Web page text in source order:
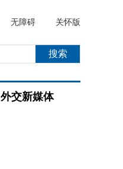
无障碍 关怀版
外交新媒体